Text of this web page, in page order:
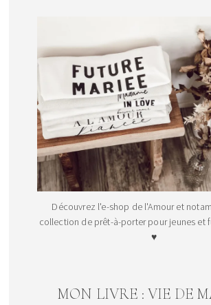
Découvrez l'e-shop de l'Amour et
collection de prêt-à-porter pour jeunes et
♥
MON LIVRE : VIE DE